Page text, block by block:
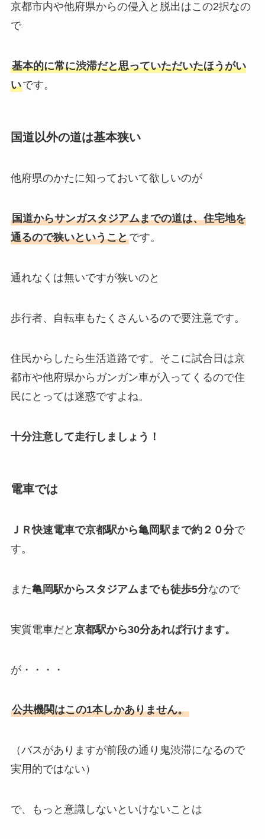
京都市内や他府県からの侵入と脱出はこの2択なの
で
基本的に常に渋滞だと思っていただいたほうがい
いです。
国道以外の道は基本狭い
他府県のかたに知っておいて欲しいのが
国道からサンガスタジアムまでの道は、住宅地を
通るので狭いということです。
通れなくは無いですが狭いのと
歩行者、自転車もたくさんいるので要注意です。
住民からしたら生活道路です。そこに試合日は京
都市や他府県からガンガン車が入ってくるので住
民にとっては迷惑ですよね。
十分注意して走行しましょう！
電車では
ＪＲ快速電車で京都駅から亀岡駅まで約２０分で
す。
また亀岡駅からスタジアムまでも徒歩5分なので
実質電車だと 京都駅から30分あれば行けます。
が・・・・
公共機関はこの1本しかありません。
（バスがありますが前段の通り鬼渋滞になるので
実用的ではない）
で、もっと意識しないといけないことは